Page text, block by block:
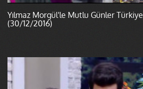
Yılmaz Morgül'le Mutlu Günler
(30/12/2016)